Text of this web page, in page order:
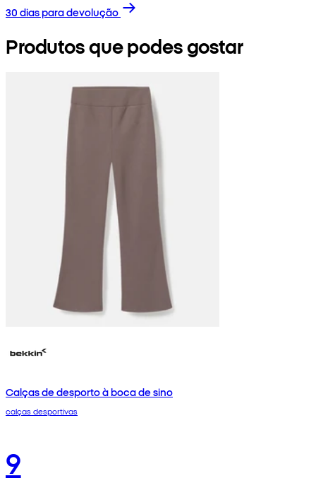
30 dias para devolução
Produtos que podes gostar
Calças de desporto à boca de sino
calças desportivas
9